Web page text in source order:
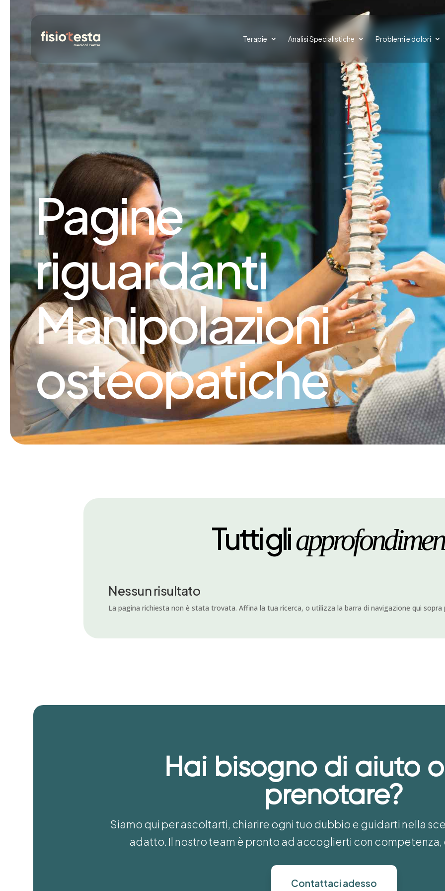
Terapie Analisi Specialistiche Problemi e dolori
Pagine
riguardanti
Manipolazioni
osteopatiche
Tutti gli
Nessun risultato
La pagina richiesta non è stata trovata. Affina la tua ricerca, o utilizza la barra di navigazione qui
Hai bisogno di aiuto
prenotare?
Siamo qui per ascoltarti, chiarire ogni tuo dubbio e guidarti nella
adatto. Il nostro team è pronto ad accoglierti con
Contattaci adesso